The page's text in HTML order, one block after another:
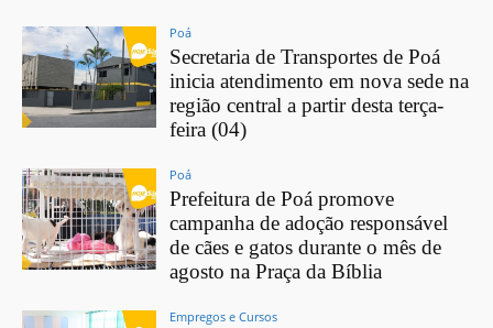
Poá
Secretaria de Transportes de Poá
inicia atendimento em nova sede na
região central a partir desta terça-
feira (04)
Poá
Prefeitura de Poá promove
campanha de adoção responsável
de cães e gatos durante o mês de
agosto na Praça da Bíblia
Empregos e Cursos